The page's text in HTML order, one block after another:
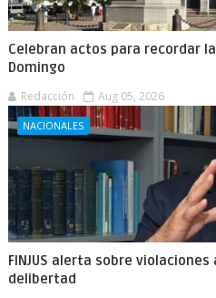
Celebran actos para recordar
Domingo
Redacción Aug 05, 2026
NACIONALES
FINJUS alerta sobre
delibertad